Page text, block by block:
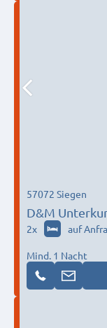
D&M
57072 Siegen
2x auf
Mind. 1 Nacht